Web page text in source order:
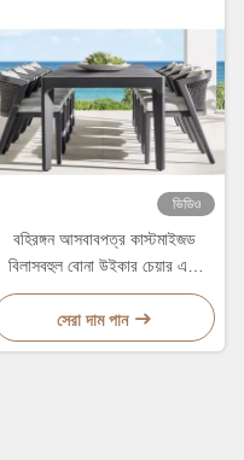
ভিডিও
বহিরঙ্গন আসবাবপত্র কাস্টমাইজড
বিলাসবহুল বোনা উইকার চেয়ার এবং
টেবিল বাগান প্যাটিও ডাইনিং
সেরা দাম পান